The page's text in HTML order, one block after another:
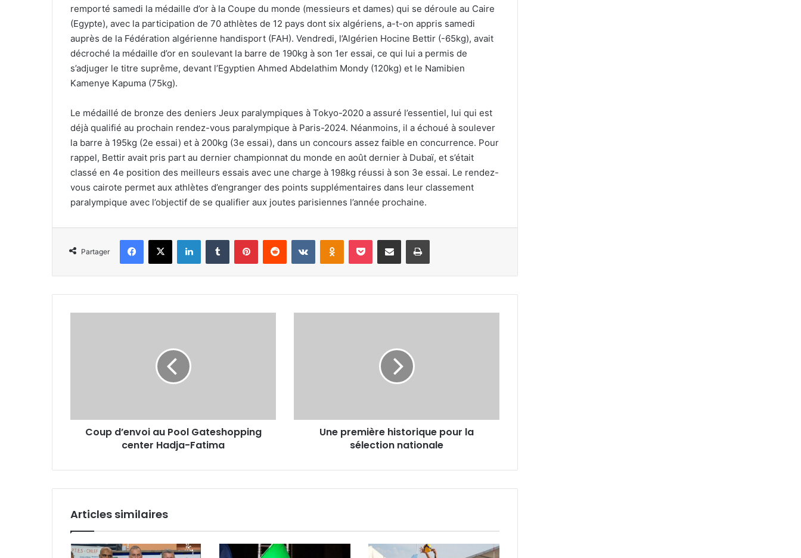
remporté samedi la médaille d’or à la Coupe du monde (messieurs et dames) qui se déroule au Caire
(Egypte), avec la participation de 70 athlètes de 12 pays dont six algériens, a-t-on appris samedi
auprès de la Fédération algérienne handisport (FAH). Vendredi, l’Algérien Hocine Bettir (-65kg), avait
décroché la médaille d’or en soulevant la barre de 190kg à son 1er essai, ce qui lui a permis de
s’adjuger le titre suprême, devant l’Egyptien Ahmed Abdelathim Mondy (120kg) et le Namibien
Kamenye Kapuma (75kg).
Le médaillé de bronze des deniers Jeux paralympiques à Tokyo-2020 a assuré l’essentiel, lui qui est
déjà qualifié au prochain rendez-vous paralympique à Paris-2024. Néanmoins, il a échoué à soulever
la barre à 195kg (2e essai) et à 200kg (3e essai), dans un concours assez faible en concurrence. Pour
rappel, Bettir avait pris part au dernier championnat du monde en août dernier à Dubaï, et s’était
classé en 4e position des meilleurs essais avec une charge à 198kg réussi à son 3e essai. Le rendez-
vous cairote permet aux athlètes d’engranger des points supplémentaires dans leur classement
paralympique avec l’objectif de se qualifier aux joutes parisiennes l’année prochaine.
Partager
Facebook
X LinkedinTumblr PinterestReddit VKontakteOdnoklassniki
Pocket Partager par email Imprimer
Coup d’envoi au Pool Gateshopping
center Hadja-Fatima
Une première historique pour la
sélection nationale
Articles similaires